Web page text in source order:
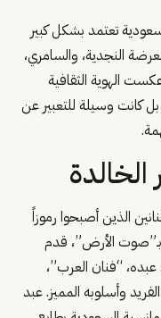
تعتمد بشكل كبير
النجدية، والسامري،
الهوية الثقافية
كانت وسيلة للتعبير عن
الذين أصبحوا رموزاً
الأرض”، قدم
“فنان العرب”،
وأسلوبه المميز. عبد